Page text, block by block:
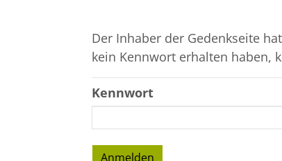
Der Inhaber der Gedenkseite
kein Kennwort erhalten haben,
Kennwort